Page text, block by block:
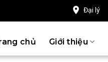
Đại lý
chủ Giới thiệu